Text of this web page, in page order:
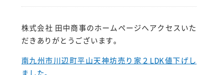
株式会社 田中商事のホームページへアクセスいた
だきありがとうございます。
南九州市川辺町平山天神坊売り家２LDK値下げし